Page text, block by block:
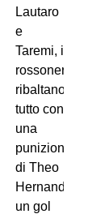
Lautaro
e
Taremi, i
rossoneri
ribaltano
tutto con
una
punizione
di Theo
Hernandez,
un gol